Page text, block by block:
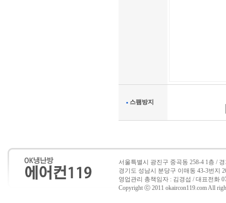
스팸방지
서울특별시 광진구 중곡동 258-4 1층 /
경기도 성남시 분당구 이매동 43-3번지
영업관리 총책임자 : 김경섭 / 대표전화
Copyright ⓒ 2011 okaircon119.com All